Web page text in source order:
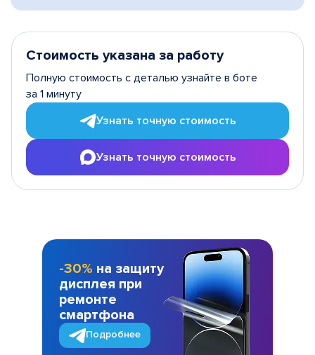
Стоимость указана за работу
Полную стоимость с деталью узнайте в боте
за 1 минуту
Узнать точную стоимость
Узнать точную стоимость
-30% на защиту
дисплея при
ремонте
смартфона
Подробнее